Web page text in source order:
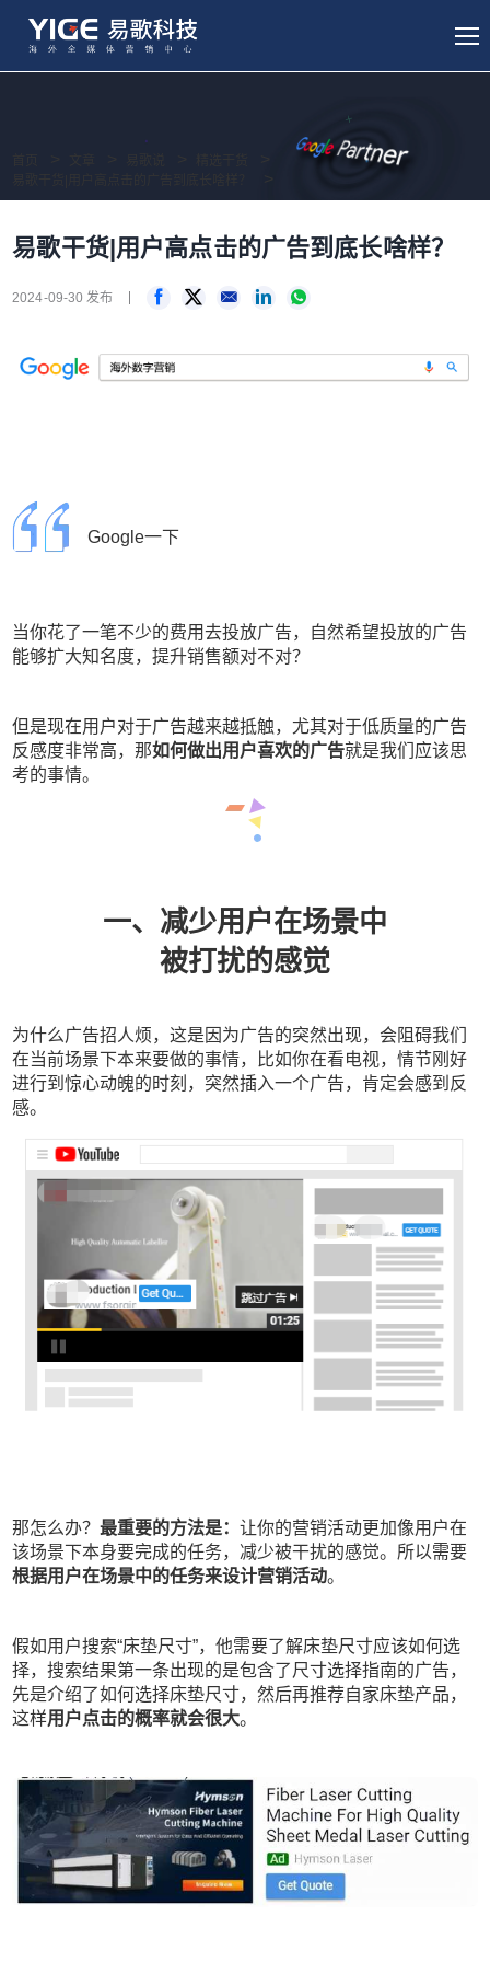
易歌干货|用户高点击的广告到底长啥样？
2024-09-30 发布
Google一下
当你花了一笔不少的费用去投放广告，自然希望投放的广告
能够扩大知名度，提升销售额对不对？
但是现在用户对于广告越来越抵触，尤其对于低质量的广告
反感度非常高，那如何做出用户喜欢的广告就是我们应该思
考的事情。
一、减少用户在场景中
被打扰的感觉
为什么广告招人烦，这是因为广告的突然出现，会阻碍我们
在当前场景下本来要做的事情，比如你在看电视，情节刚好
进行到惊心动魄的时刻，突然插入一个广告，肯定会感到反
感。
那怎么办？最重要的方法是：让你的营销活动更加像用户在
该场景下本身要完成的任务，减少被干扰的感觉。所以需要
根据用户在场景中的任务来设计营销活动。
假如用户搜索“床垫尺寸”，他需要了解床垫尺寸应该如何选
择，搜索结果第一条出现的是包含了尺寸选择指南的广告，
先是介绍了如何选择床垫尺寸，然后再推荐自家床垫产品，
这样用户点击的概率就会很大。